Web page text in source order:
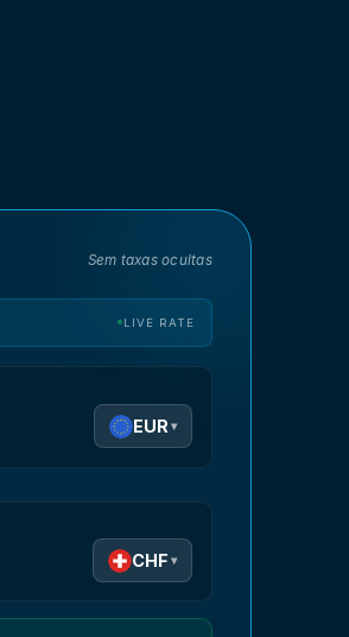
Sem taxas ocultas
LIVE RATE
EUR ▾
CHF ▾